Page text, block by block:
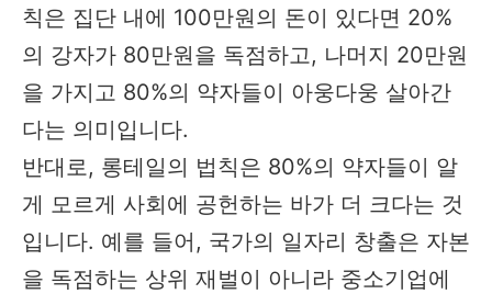
칙은 집단 내에 100만원의 돈이 있다면 20%
의 강자가 80만원을 독점하고, 나머지 20만원
을 가지고 80%의 약자들이 아웅다웅 살아간
다는 의미입니다.
반대로, 롱테일의 법칙은 80%의 약자들이 알
게 모르게 사회에 공헌하는 바가 더 크다는 것
입니다. 예를 들어, 국가의 일자리 창출은 자본
을 독점하는 상위 재벌이 아니라 중소기업에